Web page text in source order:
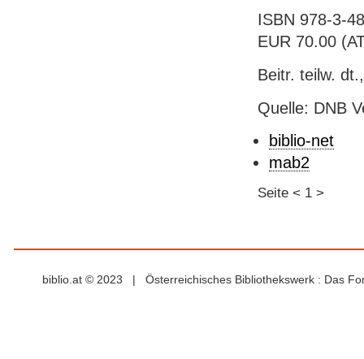
ISBN 978-3-
EUR 70.00
Beitr. teilw.
Quelle: DNB
biblio-net
mab2
Seite < 1 >
biblio.at © 2023 | Österreichisches Bibliothekswerk : Das